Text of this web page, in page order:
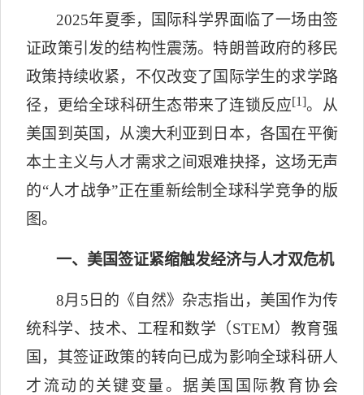
2025年夏季，国际科学界面临了一场由签
证政策引发的结构性震荡。特朗普政府的移民
政策持续收紧，不仅改变了国际学生的求学路
径，更给全球科研生态带来了连锁反应[1]。从
美国到英国，从澳大利亚到日本，各国在平衡
本土主义与人才需求之间艰难抉择，这场无声
的“人才战争”正在重新绘制全球科学竞争的版
图。
一、美国签证紧缩触发经济与人才双危机
8月 5 日的《自然》杂志指出，美国作为传
统科学、技术、工程和数学（STEM）教育强
国，其签证政策的转向已成为影响全球科研人
才流动的关键变量。据美国国际教育协会